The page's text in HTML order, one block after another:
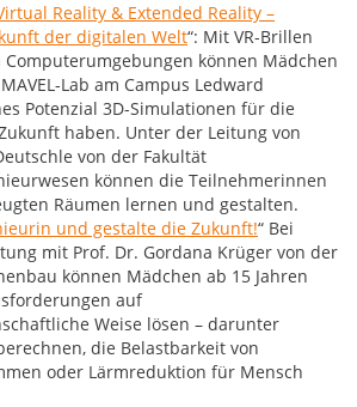
Reality & Extended Reality –
der digitalen Welt“: Mit VR-Brillen
können Mädchen
Lab am Campus Ledward
Potenzial 3D-Simulationen für die
haben. Unter der Leitung von
von der Fakultät
können die Teilnehmerinnen
Räumen lernen und gestalten.
und gestalte die Zukunft!“ Bei
mit Prof. Dr. Gordana Krüger von der
können Mädchen ab 15 Jahren
auf
Weise lösen – darunter
die Belastbarkeit von
oder Lärmreduktion für Mensch